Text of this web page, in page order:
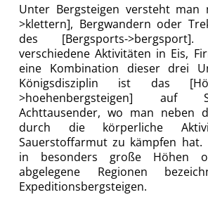
Unter Bergsteigen versteht man
>klettern], Bergwandern oder
des [Bergsports-
verschiedene Aktivitäten in Eis,
eine Kombination dieser drei
Königsdisziplin ist das
>hoehenbergsteigen] auf
Achttausender, wo man neben
durch die körperliche
Sauerstoffarmut zu kämpfen hat.
in besonders große Höhen
abgelegene Regionen
Expeditionsbergsteigen.